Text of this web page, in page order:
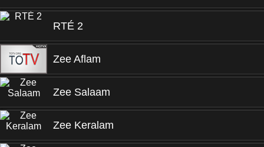
RTÉ 2
Zee Aflam
Zee Salaam
Zee Keralam